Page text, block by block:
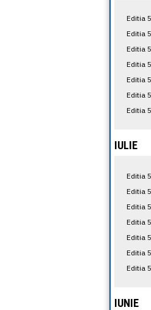
Editia
Editia
Editia
Editia
Editia
Editia
Editia
IULIE
Editia
Editia
Editia
Editia
Editia
Editia
Editia
IUNIE